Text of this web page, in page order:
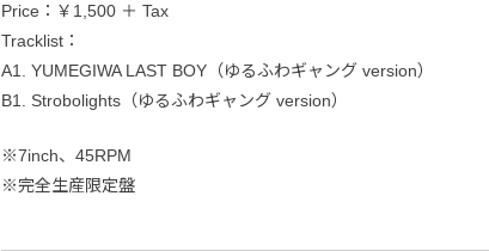
Price：￥1,500 ＋ Tax
Tracklist：
A1. YUMEGIWA LAST BOY（ゆるふわギャング version）
B1. Strobolights（ゆるふわギャング version）
※7inch、45RPM
※完全生産限定盤